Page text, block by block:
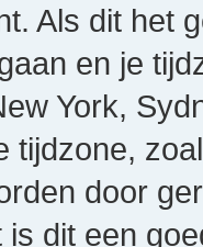
Als dit het
en je
York,
tijdzone,
door
dit een